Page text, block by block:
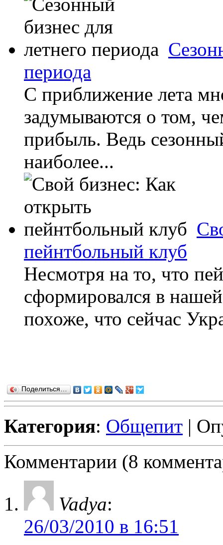
периода
С приближение лета
задумываются о том,
прибыль. Ведь
наиболее...
пейнтбольный клуб
Несмотря на то, что
сформировался в
похоже, что сейчас
Поделиться…
Категория: Общепит |
Комментарии (8
Vadya:
26/03/2010 в 16:51